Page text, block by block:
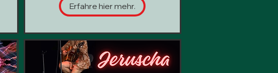
Erfahre hier mehr.